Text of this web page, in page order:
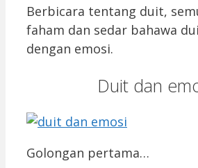
Berbicara tentang duit,
faham dan sedar bahawa
dengan emosi.
Duit dan
Golongan pertama…